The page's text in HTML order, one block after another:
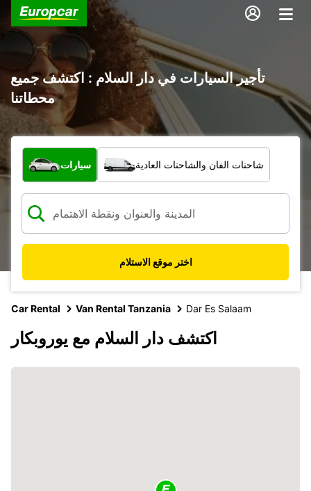
تأجير السيارات في دار السلام : اكتشف جميع
محطاتنا
ما نوع المركبة؟
سيارات شاحنات الفان والشاحنات العادية
اختر موقع الاستلام
Car Rental Van Rental Tanzania Dar Es Salaam
اكتشف دار السلام مع يوروبكار